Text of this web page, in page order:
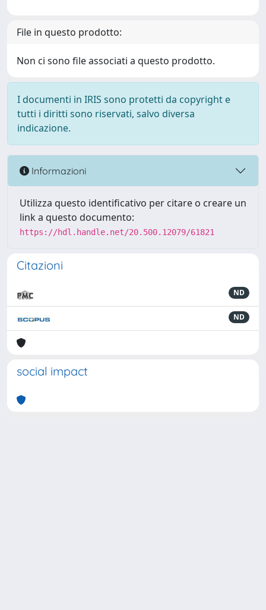
File in questo prodotto:
Non ci sono file associati a questo prodotto.
I documenti in IRIS sono protetti da copyright e
tutti i diritti sono riservati, salvo diversa
indicazione.
Informazioni
Utilizza questo identificativo per citare o creare un
link a questo documento:
https://hdl.handle.net/20.500.12079/61821
Citazioni
ND
ND
social impact